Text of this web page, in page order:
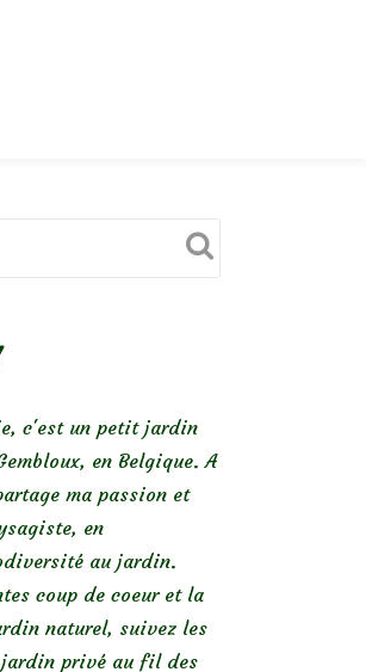
c'est un petit jardin
en Belgique. A
ma passion et
en
au jardin.
coup de coeur et la
naturel, suivez les
jardin privé au fil des